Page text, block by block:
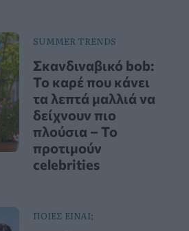
SUMMER TRENDS
Σκανδιναβικό bob:
Το καρέ που κάνει
τα λεπτά μαλλιά να
δείχνουν πιο
πλούσια – Το
προτιμούν
celebrities
ΠΟΙΕΣ ΕΙΝΑΙ;